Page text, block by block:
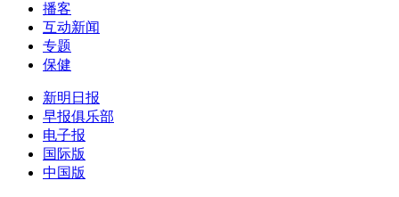
播客
互动新闻
专题
保健
新明日报
早报俱乐部
电子报
国际版
中国版